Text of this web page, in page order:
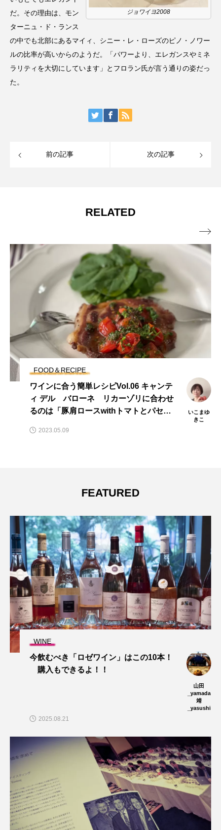
ジョワイヨ2008
だ。その理由は、モン
ターニュ・ド・ランス
の中でも北部にあるマイィ、シニー・レ・ローズのピノ・ノワー
ルの比率が高いからのようだ。「パワーより、エレガンスやミネ
ラリティを大切にしています」とフロラン氏が言う通りの姿だっ
た。
前の記事 次の記事
RELATED
FOOD＆RECIPE
ワインに合う簡単レシピVol.06 キャンテ
ィ デル バローネ リカーゾリに合わせ
るのは「豚肩ロースwithトマトとパセリ
いこまゆ
きこ
2023.05.09

FEATURED
WINE
今飲むべき「ロゼワイン」はこの10本！
購入もできるよ！！
山田
_yamada
靖
_yasushi
2025.08.21